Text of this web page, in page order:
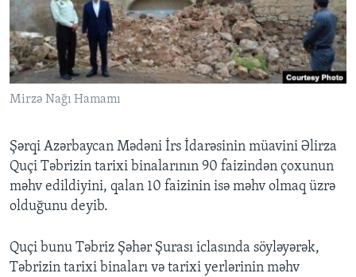
BIZI IZLƏYIN
Mirzə Nağı Hamamı
Şərqi Azərbaycan Mədəni İrs İdarəsinin müavini Əlirza
Quçi Təbrizin tarixi binalarının 90 faizindən çoxunun
məhv edildiyini, qalan 10 faizinin isə məhv olmaq üzrə
olduğunu deyib.
Quçi bunu Təbriz Şəhər Şurası iclasında söyləyərək,
Təbrizin tarixi binaları və tarixi yerlərinin məhv